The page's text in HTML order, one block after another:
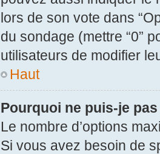
lors de son vote dans
du sondage (mettre “0”
utilisateurs de modifier
Haut
Pourquoi ne puis-je
Le nombre d’options
Si vous avez besoin de